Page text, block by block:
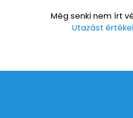
Még senki nem írt
Utazást